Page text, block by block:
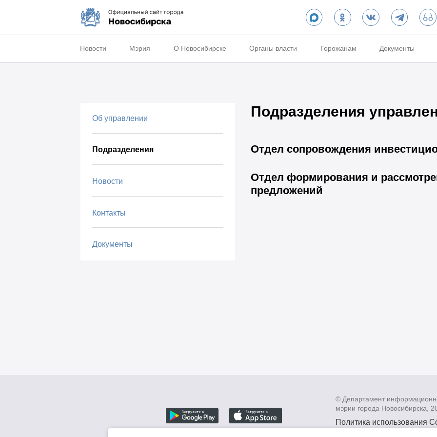
Новости Мэрия О Новосибирске Органы власти Горожанам Документы
Об управлении
Подразделения
Новости
Контакты
Документы
Подразделения
Отдел сопровождения
Отдел формирования и
предложений
© Департамент
мэрии города Новосибирска,
Политика использования